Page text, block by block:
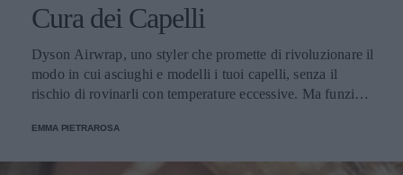
Cura dei Capelli
Dyson Airwrap, uno styler che promette di rivoluzionare il
modo in cui asciughi e modelli i tuoi capelli, senza il
rischio di rovinarli con temperature eccessive. Ma funziona
EMMA PIETRAROSA